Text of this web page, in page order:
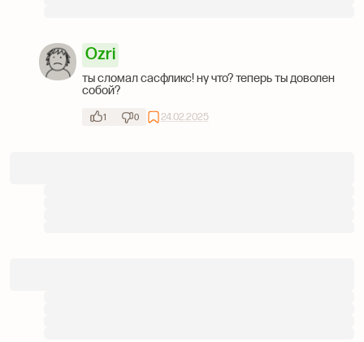
Ozri
ты сломал сасфликс! ну что? теперь ты доволен
собой?
1 0 24.02.2025